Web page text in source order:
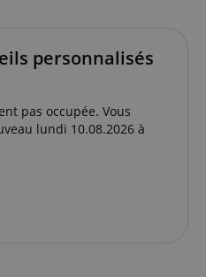
personnalisés
pas occupée. Vous
lundi 10.08.2026 à